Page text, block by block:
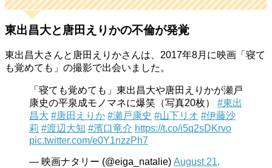
東出昌大と唐田えりかの不倫が発覚
東出昌大さんと唐田えりかさんは、2017年8月に映画「寝て
も覚めても」の撮影で出会いました。
「寝ても覚めても」東出昌大や唐田えりかが瀬戸
康史の平泉成モノマネに爆笑（写真20枚） #東出
昌大 #唐田えりか #瀬戸康史 #山下リオ #伊藤沙
莉 #渡辺大知 #濱口竜介 https://t.co/i5q2sDKrvo
pic.twitter.com/e0Y1nzzPh7
— 映画ナタリー (@eiga_natalie) August 21,